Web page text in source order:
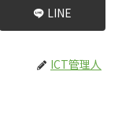
LINE
ICT管理人